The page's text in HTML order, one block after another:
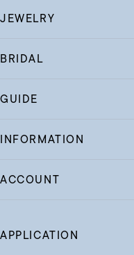
JEWELRY
BRIDAL
GUIDE
INFORMATION
ACCOUNT
APPLICATION